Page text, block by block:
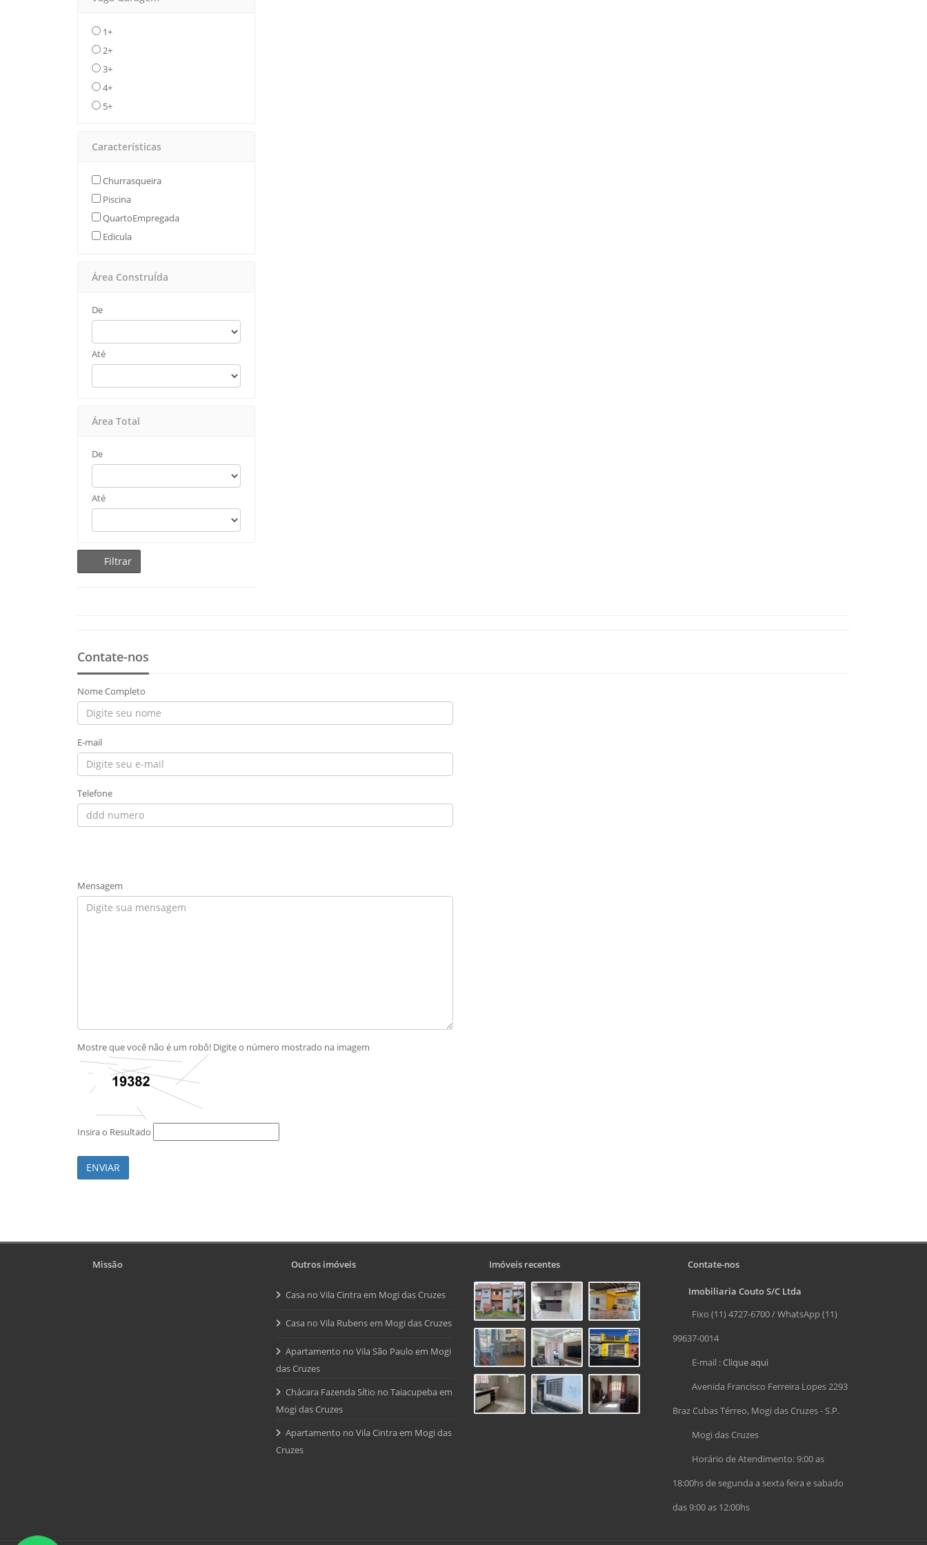
1+
2+
3+
4+
5+
Características
Churrasqueira
Piscina
QuartoEmpregada
Edicula
Área ConstruÍda
De
Até
Área Total
De
Até
Filtrar
Contate-nos
Nome Completo
E-mail
Telefone
Mensagem
Mostre que você não é um robô! Digite o número mostrado na imagem
Insira o Resultado
ENVIAR
Missão Outros imóveis
Casa no Vila Cintra em Mogi das Cruzes
Casa no Vila Rubens em Mogi das Cruzes
Apartamento no Vila São Paulo em Mogi
das Cruzes
Chácara Fazenda Sítio no Taiacupeba em
Mogi das Cruzes
Apartamento no Vila Cintra em Mogi das
Cruzes
Imóveis recentes Contate-nos
Imobiliaria Couto S/C Ltda
Fixo (11) 4727-6700 / WhatsApp (11)
99637-0014
E-mail :Clique aqui
Avenida Francisco Ferreira Lopes 2293
Braz Cubas Térreo, Mogi das Cruzes - S.P.
Mogi das Cruzes
Horário de Atendimento: 9:00 as
18:00hs de segunda a sexta feira e sabado
das 9:00 as 12:00hs